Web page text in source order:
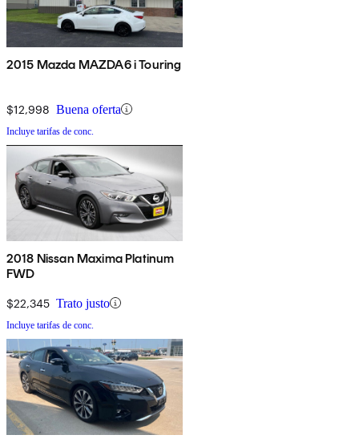
2015 Mazda MAZDA6 i Touring
$12,998 Buena oferta
Incluye tarifas de conc.
2018 Nissan Maxima Platinum
FWD
$22,345 Trato justo
Incluye tarifas de conc.